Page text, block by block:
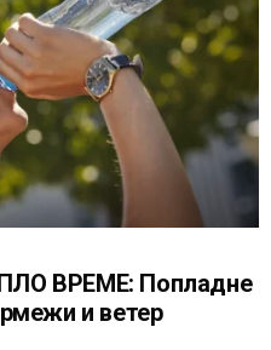
ВРЕМЕ: Попладне
и ветер